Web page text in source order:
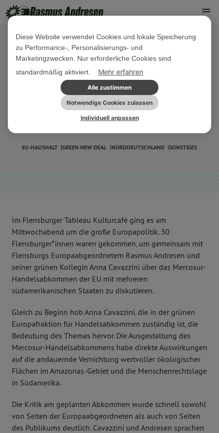
27. FEBRUAR 2020
Bericht: Diskussion mit grünen
Europaabgeordneten: Keine
Handelsabkommen ohne Klima- und
Menschenrechtsschutz
EU-HAUSHALT GREEN NEW DEAL NORDDEUTSCHLAND SONSTIGES
Im Flensburger Tableau Kulturcafé ging es am
Mittwochabend um die große Europapolitik. 30
Flensburger*innen waren gekommen, um gemeinsam mit
Flensburgs Europaabgeordnetem Rasmus Andresen und
seiner grünen Kollegin Anna Cavazzini über das Mercosur-
Handelsabkommen der EU mit mehreren
südamerikanischen Staaten zu diskutieren.
Gleich zu Beginn hob Anna Cavazzini, die in der grünen
Europafraktion für Handelsabkommen zuständig ist, die
Bedeutung des Themas hervor. Die Ausgestaltung des
Mercosur-Handelsabkommens habe direkte Auswirkungen
auf die andauernde Vernichtung wertvoller ökologischer
Flächen im Amazonas-Gebiet und die Menschenrechtslage
in Südamerika.
Die Kritik am geplanten Abkommen wurde schnell sowohl
von Seiten der Europaabgeordneten als auch von Seiten
des Publikums deutlich. Cavazzini und Andresen sprachen
Diese Website verwendet Cookies und lokale Speicherung
zu Performance-, Personalisierungs- und
Marketingzwecken. Nur erforderliche Cookies sind
standardmäßig aktiviert.
Mehr erfahren
Alle zustimmen
Notwendige Cookies zulassen
Individuell anpassen